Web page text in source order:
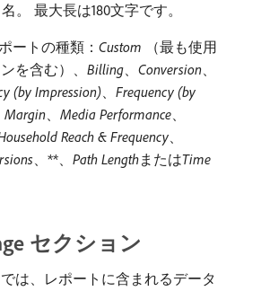
。 最大長は180文字です。
ートの種類： Custom （最も使用
を含む）、 Billing、 Conversion、
(by Impression)、 Frequency (by
Margin、 Media Performance、
Reach & Frequency、
、**、 Path Length​または​Time
セクション
は、レポートに含まれるデータ